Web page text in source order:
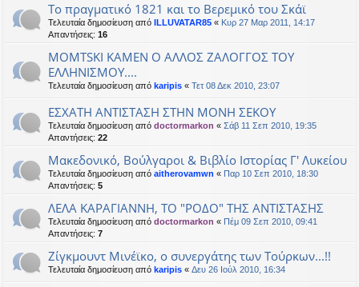
Το πραγματικό 1821 και το Βερεμικό του Σκάϊ
Τελευταία δημοσίευση από ILLUVATAR85 « Κυρ 27 Μαρ 2011, 14:17
Απαντήσεις: 16
MOMTSKI KAMEN Ο ΑΛΛΟΣ ΖΑΛΟΓΓΟΣ ΤΟΥ
ΕΛΛΗΝΙΣΜΟΥ....
Τελευταία δημοσίευση από karipis « Τετ 08 Δεκ 2010, 23:07
ΕΣΧΑΤΗ ΑΝΤΙΣΤΑΣΗ ΣΤΗΝ ΜΟΝΗ ΣΕΚΟΥ
Τελευταία δημοσίευση από doctormarkon « Σάβ 11 Σεπ 2010, 19:35
Απαντήσεις: 22
Μακεδονικό, Βούλγαροι & Βιβλίο Ιστορίας Γ' Λυκείου
Τελευταία δημοσίευση από aitherovamwn « Παρ 10 Σεπ 2010, 18:30
Απαντήσεις: 5
ΛΕΛΑ ΚΑΡΑΓΙΑΝΝΗ, ΤΟ "ΡΟΔΟ" ΤΗΣ ΑΝΤΙΣΤΑΣΗΣ
Τελευταία δημοσίευση από doctormarkon « Πέμ 09 Σεπ 2010, 09:41
Απαντήσεις: 7
Ζίγκμουντ Μινέϊκο, ο συνεργάτης των Τούρκων...!!
Τελευταία δημοσίευση από karipis « Δευ 26 Ιούλ 2010, 16:34